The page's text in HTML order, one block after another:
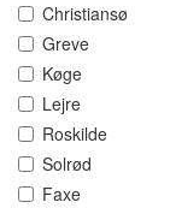
Christiansø
Greve
Køge
Lejre
Roskilde
Solrød
Faxe